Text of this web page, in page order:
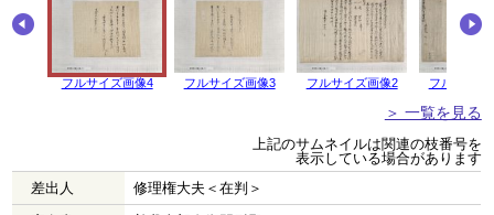
フルサイズ画像4 フルサイズ画像3 フルサイズ画像2 フルサイズ
＞ 一覧を見る
上記のサムネイルは関連の枝番号を
表示している場合があります
差出人
修理権大夫＜在判＞